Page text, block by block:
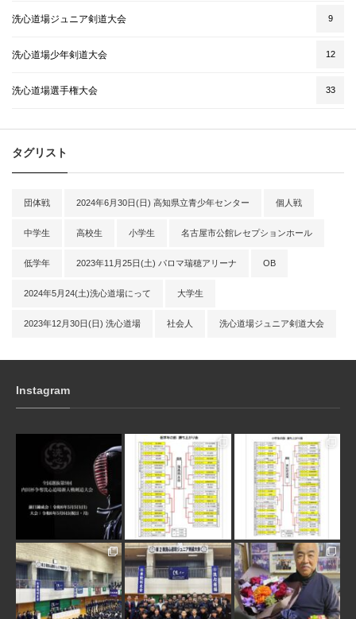
洗心道場ジュニア剣道大会 9
洗心道場少年剣道大会 12
洗心道場選手権大会 33
タグリスト
団体戦 2024年6月30日(日) 高知県立青少年センター 個人戦
中学生 高校生 小学生 名古屋市公館レセプションホール
低学年 2023年11月25日(土) パロマ瑞穂アリーナ OB
2024年5月24(土)洗心道場にって 大学生
2023年12月30日(日) 洗心道場 社会人 洗心道場ジュニア剣道大会
Instagram
1月 31 1月 31
1月 30 1月 30 1月 28